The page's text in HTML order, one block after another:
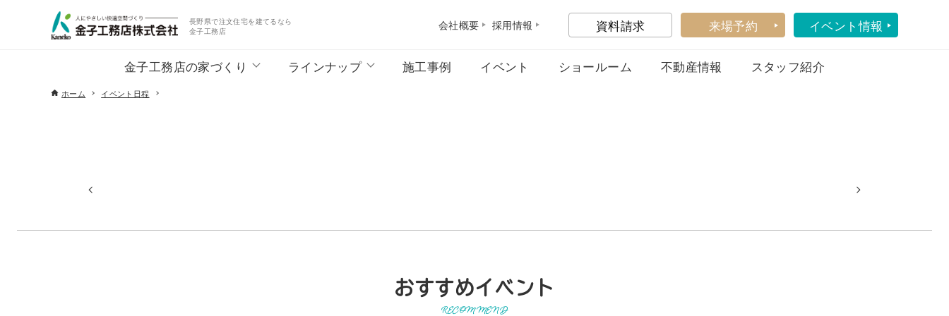
長野県で注文住宅を建てるなら
金子工務店
会社概要 採用情報 資料請求 来場予約 イベント情報
金子工務店の家づくり ラインナップ 施工事例 イベント ショールーム 不動産情報 スタッフ紹介
ホーム イベント日程
おすすめイベント
RECOMMEND